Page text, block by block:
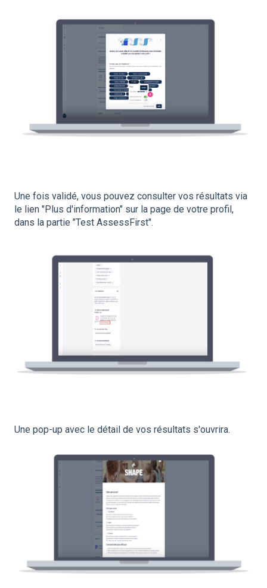
Une fois validé, vous pouvez consulter vos résultats via
le lien "Plus d'information" sur la page de votre profil,
dans la partie "Test AssessFirst".
Une pop-up avec le détail de vos résultats s'ouvrira.